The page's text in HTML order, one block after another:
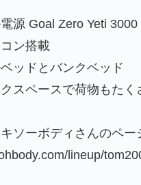
源 Goal Zero Yeti 3000
ン搭載
ッドとバンクベッド
スペースで荷物もたく
ソーボディさんのペー
lineup/